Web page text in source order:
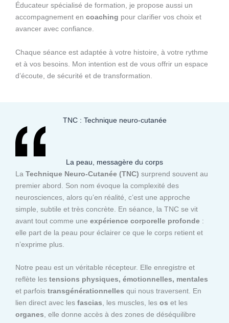
Éducateur spécialisé de formation, je propose aussi un
accompagnement en coaching pour clarifier vos choix et
avancer avec confiance.
Chaque séance est adaptée à votre histoire, à votre rythme
et à vos besoins. Mon intention est de vous offrir un espace
d’écoute, de sécurité et de transformation.
TNC : Technique neuro-cutanée
La peau, messagère du corps
La Technique Neuro-Cutanée (TNC) surprend souvent au
premier abord. Son nom évoque la complexité des
neurosciences, alors qu’en réalité, c’est une approche
simple, subtile et très concrète. En séance, la TNC se vit
avant tout comme une expérience corporelle profonde :
elle part de la peau pour éclairer ce que le corps retient et
n’exprime plus.
Notre peau est un véritable récepteur. Elle enregistre et
reflète les tensions physiques, émotionnelles, mentales
et parfois transgénérationnelles qui nous traversent. En
lien direct avec les fascias, les muscles, les os et les
organes, elle donne accès à des zones de déséquilibre